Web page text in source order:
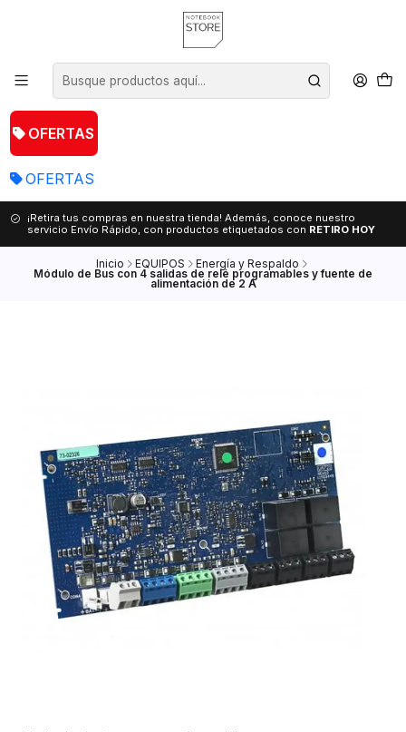
OFERTAS
OFERTAS
¡Retira tus compras en nuestra tienda! Además, conoce nuestro
servicio Envío Rápido, con productos etiquetados con RETIRO HOY
Inicio EQUIPOS Energía y Respaldo
Módulo de Bus con 4 salidas de relé programables y fuente de
alimentación de 2 A